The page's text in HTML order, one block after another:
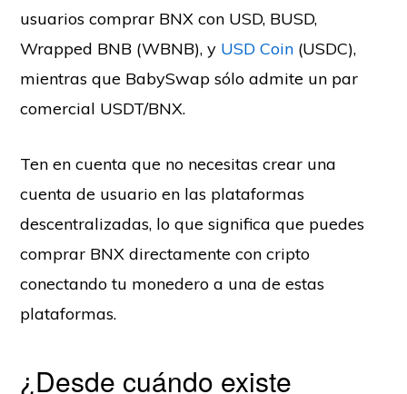
usuarios comprar BNX con USD, BUSD,
Wrapped BNB (WBNB), y USD Coin (USDC),
mientras que BabySwap sólo admite un par
comercial USDT/BNX.
Ten en cuenta que no necesitas crear una
cuenta de usuario en las plataformas
descentralizadas, lo que significa que puedes
comprar BNX directamente con cripto
conectando tu monedero a una de estas
plataformas.
¿Desde cuándo existe